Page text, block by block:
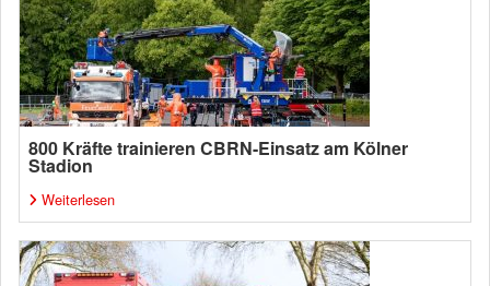
800 Kräfte trainieren CBRN-Einsatz am Kölner
Stadion
Weiterlesen